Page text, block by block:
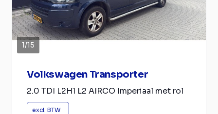
1/15
Volkswagen Transporter
2.0 TDI L2H1 L2 AIRCO Imperiaal met rol
excl. BTW